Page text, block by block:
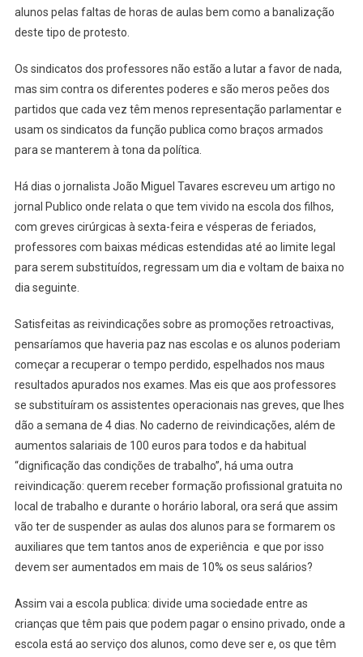
alunos pelas faltas de horas de aulas bem como a banalização
deste tipo de protesto.
Os sindicatos dos professores não estão a lutar a favor de nada,
mas sim contra os diferentes poderes e são meros peões dos
partidos que cada vez têm menos representação parlamentar e
usam os sindicatos da função publica como braços armados
para se manterem à tona da política.
Há dias o jornalista João Miguel Tavares escreveu um artigo no
jornal Publico onde relata o que tem vivido na escola dos filhos,
com greves cirúrgicas à sexta-feira e vésperas de feriados,
professores com baixas médicas estendidas até ao limite legal
para serem substituídos, regressam um dia e voltam de baixa no
dia seguinte.
Satisfeitas as reivindicações sobre as promoções retroactivas,
pensaríamos que haveria paz nas escolas e os alunos poderiam
começar a recuperar o tempo perdido, espelhados nos maus
resultados apurados nos exames. Mas eis que aos professores
se substituíram os assistentes operacionais nas greves, que lhes
dão a semana de 4 dias. No caderno de reivindicações, além de
aumentos salariais de 100 euros para todos e da habitual
“dignificação das condições de trabalho”, há uma outra
reivindicação: querem receber formação profissional gratuita no
local de trabalho e durante o horário laboral, ora será que assim
vão ter de suspender as aulas dos alunos para se formarem os
auxiliares que tem tantos anos de experiência e que por isso
devem ser aumentados em mais de 10% os seus salários?
Assim vai a escola publica: divide uma sociedade entre as
crianças que têm pais que podem pagar o ensino privado, onde a
escola está ao serviço dos alunos, como deve ser e, os que têm